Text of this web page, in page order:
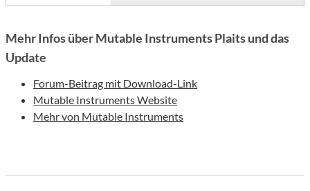
Mehr Infos über Mutable Instruments Plaits und das
Update
Forum-Beitrag mit Download-Link
Mutable Instruments Website
Mehr von Mutable Instruments